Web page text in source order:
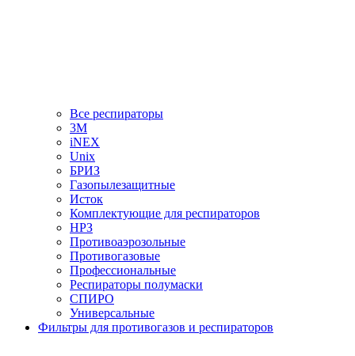
Все респираторы
3М
iNEX
Unix
БРИЗ
Газопылезащитные
Исток
Комплектующие для респираторов
НРЗ
Противоаэрозольные
Противогазовые
Профессиональные
Респираторы полумаски
СПИРО
Универсальные
Фильтры для противогазов и респираторов